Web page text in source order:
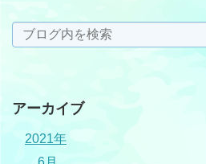
アーカイブ
2021年